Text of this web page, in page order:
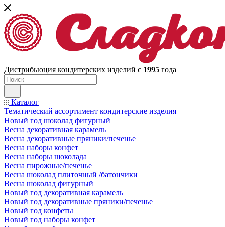
Дистрибьюция кондитерских изделий с 1995 года
Каталог
Тематический ассортимент кондитерские изделия
Новый год шоколад фигурный
Весна декоративная карамель
Весна декоративные пряники/печенье
Весна наборы конфет
Весна наборы шоколада
Весна пирожные/печенье
Весна шоколад плиточный /батончики
Весна шоколад фигурный
Новый год декоративная карамель
Новый год декоративные пряники/печенье
Новый год конфеты
Новый год наборы конфет